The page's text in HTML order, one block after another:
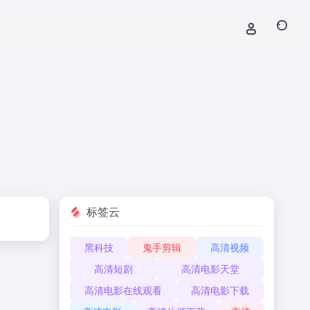
标签云
黑科技 鬼手剪辑
高清视频
高清短剧
高清电影天堂
高清电影在线观看
高清电影下载